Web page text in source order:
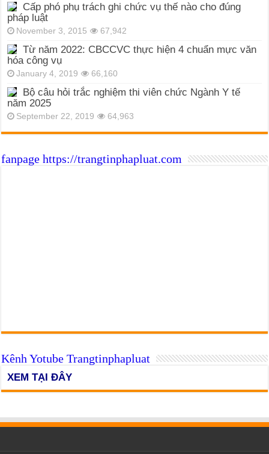
Cấp phó phụ trách ghi chức vụ thế nào cho đúng
pháp luật
November 3, 2015 67,942
Từ năm 2022: CBCCVC thực hiện 4 chuẩn mực văn
hóa công vụ
January 4, 2019 66,160
Bộ câu hỏi trắc nghiệm thi viên chức Ngành Y tế
năm 2025
September 22, 2019 64,963
fanpage https://trangtinphapluat.com
Kênh Yotube Trangtinphapluat
XEM TẠI ĐÂY